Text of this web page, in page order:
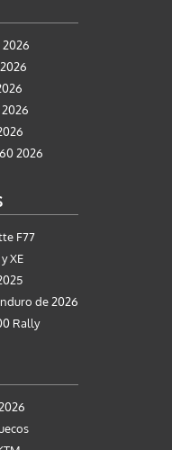
2026
2026
2026
F77
XE
de 2026
Rally